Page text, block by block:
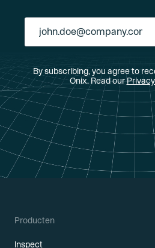
By subscribing, you agree to
Onix. Read our
Producten
Inspect